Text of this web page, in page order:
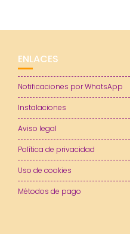
ENLACES
Notificaciones por WhatsApp
Instalaciones
Aviso legal
Política de privacidad
Uso de cookies
Métodos de pago